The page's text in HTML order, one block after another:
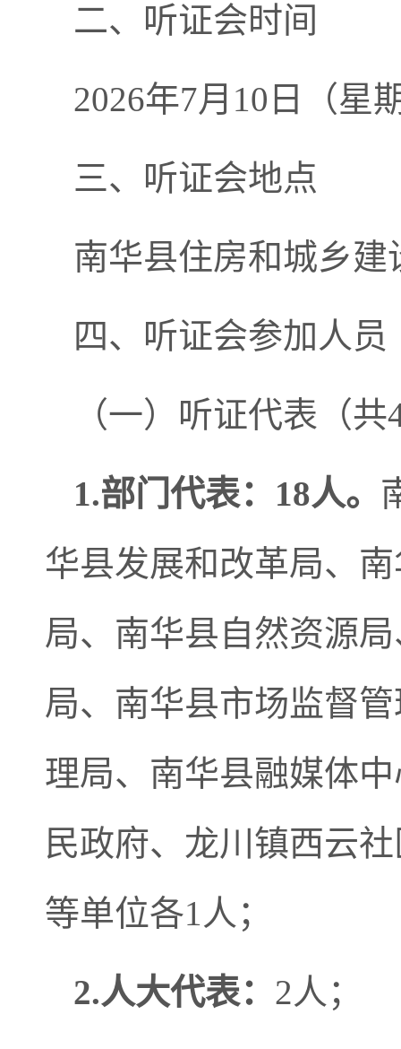
二、听证会时间
2026年7月10日（星
三、听证会地点
南华县住房和城乡
四、听证会参加人员
（一）听证代表（共
1.部门代表： 18人。
华县发展和改革局、
局、南华县自然资源
局、南华县市场监督
理局、南华县融媒体
民政府、龙川镇西云
等单位各1人；
2.人大代表： 2人；